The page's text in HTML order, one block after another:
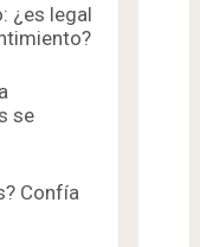
¿es legal
se
Confía